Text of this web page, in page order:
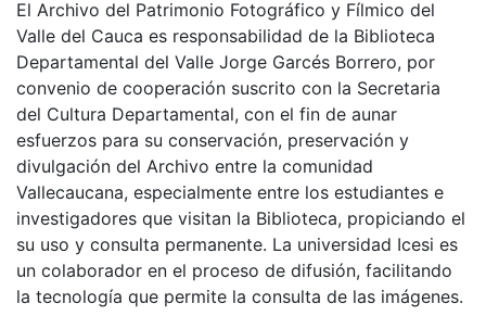
El Archivo del Patrimonio Fotográfico y Fílmico del
Valle del Cauca es responsabilidad de la Biblioteca
Departamental del Valle Jorge Garcés Borrero, por
convenio de cooperación suscrito con la Secretaria
del Cultura Departamental, con el fin de aunar
esfuerzos para su conservación, preservación y
divulgación del Archivo entre la comunidad
Vallecaucana, especialmente entre los estudiantes e
investigadores que visitan la Biblioteca, propiciando el
su uso y consulta permanente. La universidad Icesi es
un colaborador en el proceso de difusión, facilitando
la tecnología que permite la consulta de las imágenes.